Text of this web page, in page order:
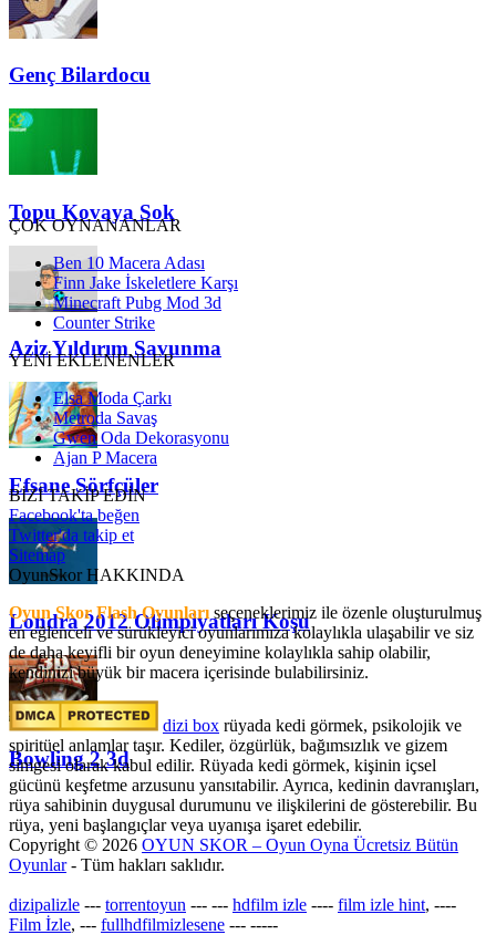
Genç Bilardocu
Topu Kovaya Sok
Aziz Yıldırım Savunma
Efsane Sörfçüler
Londra 2012 Olimpiyatları Koşu
Bowling 2 3d
ÇOK OYNANANLAR
Ben 10 Macera Adası
Finn Jake İskeletlere Karşı
Minecraft Pubg Mod 3d
Counter Strike
YENİ EKLENENLER
Elsa Moda Çarkı
Metroda Savaş
Gwen Oda Dekorasyonu
Ajan P Macera
BİZİ TAKİP EDİN
Facebook'ta beğen
Twitter'da takip et
Sitemap
OyunSkor HAKKINDA
Oyun Skor Flash Oyunları seçeneklerimiz ile özenle oluşturulmuş
en eğlenceli ve sürükleyici oyunlarımıza kolaylıkla ulaşabilir ve siz
de daha keyifli bir oyun deneyimine kolaylıkla sahip olabilir,
kendinizi büyük bir macera içerisinde bulabilirsiniz.
dizi box rüyada kedi görmek​, psikolojik ve
spiritüel anlamlar taşır. Kediler, özgürlük, bağımsızlık ve gizem
simgesi olarak kabul edilir. Rüyada kedi görmek, kişinin içsel
gücünü keşfetme arzusunu yansıtabilir. Ayrıca, kedinin davranışları,
rüya sahibinin duygusal durumunu ve ilişkilerini de gösterebilir. Bu
rüya, yeni başlangıçlar veya uyanışa işaret edebilir.
Copyright © 2026 OYUN SKOR – Oyun Oyna Ücretsiz Bütün
Oyunlar- Tüm hakları saklıdır.
dizipalizle --- torrentoyun --- --- hdfilm izle ---- film izle hint, ----
Film İzle, --- fullhdfilmizlesene --- -----